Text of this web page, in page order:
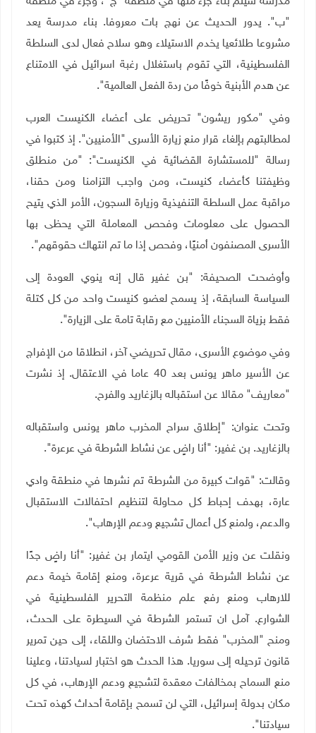
"ب". يدور الحديث عن نهج بات معروفا. بناء مدرسة يعد
مشروعا طلائعيا يخدم الاستيلاء وهو سلاح فعال لدى السلطة
الفلسطينية، التي تقوم باستغلال رغبة اسرائيل في الامتناع
عن هدم الأبنية خوفًا من ردة الفعل العالمية".
وفي "مكور ريشون" تحريض على أعضاء الكنيست العرب
لمطالبتهم بإلغاء قرار منع زيارة الأسرى "الأمنيين". إذ كتبوا في
رسالة "للمستشارة القضائية في الكنيست": "من منطلق
وظيفتنا كأعضاء كنيست، ومن واجب التزامنا ومن حقنا،
مراقبة عمل السلطة التنفيذية وزيارة السجون، الأمر الذي يتيح
الحصول على معلومات وفحص المعاملة التي يحظى بها
الأسرى المصنفون أمنيًا، وفحص إذا ما تم انتهاك حقوقهم".
وأوضحت الصحيفة: "بن غفير قال إنه ينوي العودة إلى
السياسة السابقة، إذ يسمح لعضو كنيست واحد من كل كتلة
فقط بزياة السجناء الأمنيين مع رقابة تامة على الزيارة".
وفي موضوع الأسرى، مقال تحريضي آخر، انطلاقا من الإفراج
عن الأسير ماهر يونس بعد 40 عاما في الاعتقال. إذ نشرت
"معاريف" مقالا عن استقباله بالزغاريد والفرح.
وتحت عنوان: "إطلاق سراح المخرب ماهر يونس واستقباله
بالزغاريد. بن غفير: "أنا راضٍ عن نشاط الشرطة في عرعرة".
وقالت: "قوات كبيرة من الشرطة تم نشرها في منطقة وادي
عارة، بهدف إحباط كل محاولة لتنظيم احتفالات الاستقبال
والدعم، ولمنع كل أعمال تشجيع ودعم الإرهاب".
ونقلت عن وزير الأمن القومي ايتمار بن غفير: "أنا راضٍ جدًا
عن نشاط الشرطة في قرية عرعرة، ومنع إقامة خيمة دعم
للارهاب ومنع رفع علم منظمة التحرير الفلسطينية في
الشوارع. آمل ان تستمر الشرطة في السيطرة على الحدث،
ومنح "المخرب" فقط شرف الاحتضان واللقاء، إلى حين تمرير
قانون ترحيله إلى سوريا. هذا الحدث هو اختبار لسيادتنا، وعلينا
منع السماح بمخالفات معقدة لتشجيع ودعم الإرهاب، في كل
مكان بدولة إسرائيل، التي لن تسمح بإقامة أحداث كهذه تحت
سيادتنا".